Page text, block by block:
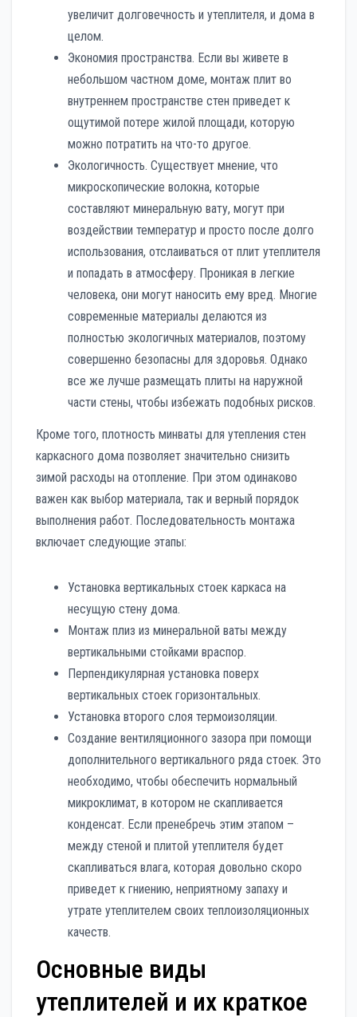
увеличит долговечность и утеплителя, и дома в
целом.
Экономия пространства. Если вы живете в
небольшом частном доме, монтаж плит во
внутреннем пространстве стен приведет к
ощутимой потере жилой площади, которую
можно потратить на что-то другое.
Экологичность. Существует мнение, что
микроскопические волокна, которые
составляют минеральную вату, могут при
воздействии температур и просто после долго
использования, отслаиваться от плит утеплителя
и попадать в атмосферу. Проникая в легкие
человека, они могут наносить ему вред. Многие
современные материалы делаются из
полностью экологичных материалов, поэтому
совершенно безопасны для здоровья. Однако
все же лучше размещать плиты на наружной
части стены, чтобы избежать подобных рисков.
Кроме того, плотность минваты для утепления стен
каркасного дома позволяет значительно снизить
зимой расходы на отопление. При этом одинаково
важен как выбор материала, так и верный порядок
выполнения работ. Последовательность монтажа
включает следующие этапы:
Установка вертикальных стоек каркаса на
несущую стену дома.
Монтаж плиз из минеральной ваты между
вертикальными стойками враспор.
Перпендикулярная установка поверх
вертикальных стоек горизонтальных.
Установка второго слоя термоизоляции.
Создание вентиляционного зазора при помощи
дополнительного вертикального ряда стоек. Это
необходимо, чтобы обеспечить нормальный
микроклимат, в котором не скапливается
конденсат. Если пренебречь этим этапом –
между стеной и плитой утеплителя будет
скапливаться влага, которая довольно скоро
приведет к гниению, неприятному запаху и
утрате утеплителем своих теплоизоляционных
качеств.
Основные виды
утеплителей и их краткое